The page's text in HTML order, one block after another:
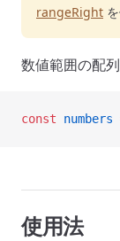
rangeRight
数値範囲の配
const numbers
使用法